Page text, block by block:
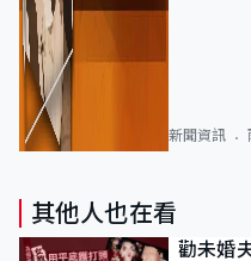
新聞資訊
其他人也在看
勸未婚